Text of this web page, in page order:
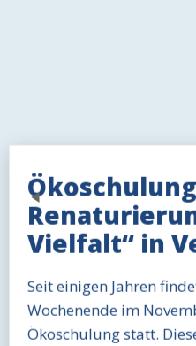
Vielfalt“ in
Seit einigen Jahren
Wochenende im
Ökoschulung statt.
Previous